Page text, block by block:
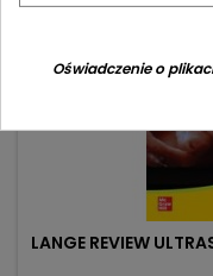
LANGE REVIEW
Oświadczenie o